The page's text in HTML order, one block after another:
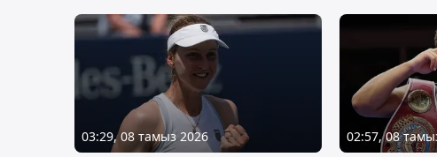
03:29, 08 тамыз 2026 02:57, 08